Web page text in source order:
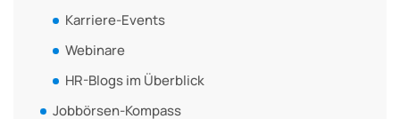
Karriere-Events
Webinare
HR-Blogs im Überblick
Jobbörsen-Kompass